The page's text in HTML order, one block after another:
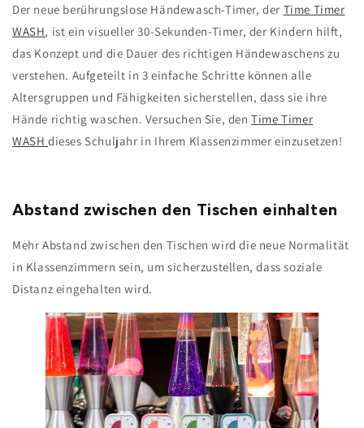
Der neue berührungslose Händewasch-Timer, der Time Timer
WASH, ist ein visueller 30-Sekunden-Timer, der Kindern hilft,
das Konzept und die Dauer des richtigen Händewaschens zu
verstehen. Aufgeteilt in 3 einfache Schritte können alle
Altersgruppen und Fähigkeiten sicherstellen, dass sie ihre
Hände richtig waschen. Versuchen Sie, denTime Timer
WASH dieses Schuljahr in Ihrem Klassenzimmer einzusetzen!
Abstand zwischen den Tischen einhalten
Mehr Abstand zwischen den Tischen wird die neue Normalität
in Klassenzimmern sein, um sicherzustellen, dass soziale
Distanz eingehalten wird.